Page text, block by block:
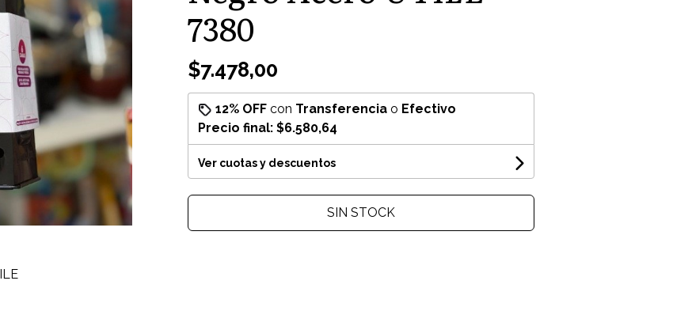
7380
$7.478,00
12% OFF con Transferencia o Efectivo
Precio final: $6.580,64
Ver cuotas y descuentos
SIN STOCK